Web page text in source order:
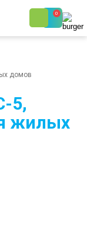
0
домов
5,
жилых